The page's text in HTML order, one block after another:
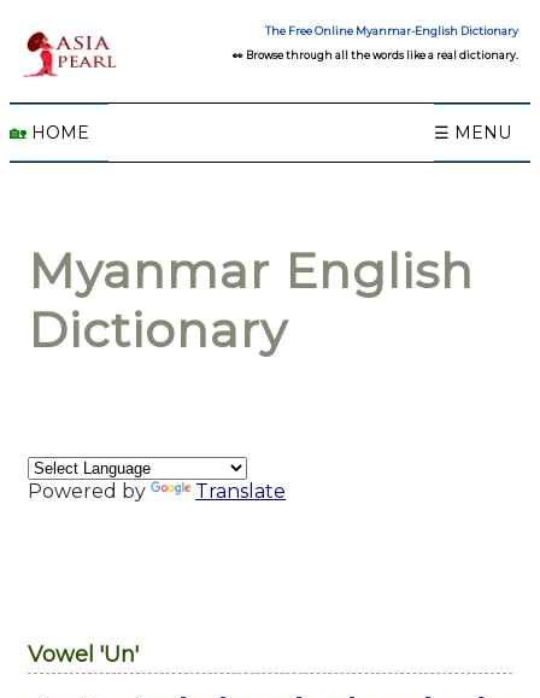
The Free Online Myanmar-English Dictionary
👀 Browse through all the words like a real dictionary.
🏡 HOME ☰ MENU
Myanmar English
Dictionary
Powered by Translate
Vowel 'Un'